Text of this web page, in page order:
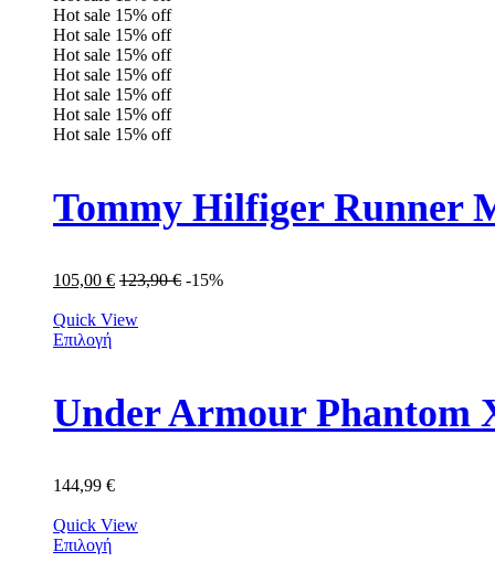
Hot sale 15% off
Hot sale 15% off
Hot sale 15% off
Hot sale 15% off
Hot sale 15% off
Hot sale 15% off
Hot sale 15% off
Tommy Hilfiger Runner
105,00 € 123,90€ -15%
Quick View
Επιλογή
Under Armour Phantom
144,99 €
Quick View
Επιλογή